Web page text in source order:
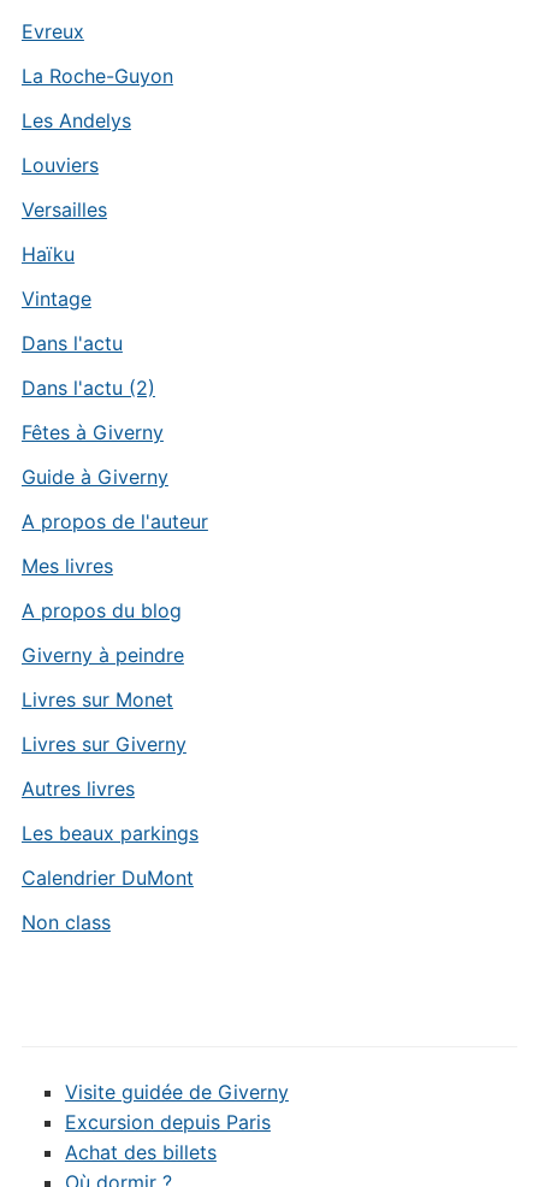
Evreux
La Roche-Guyon
Les Andelys
Louviers
Versailles
Haïku
Vintage
Dans l'actu
Dans l'actu (2)
Fêtes à Giverny
Guide à Giverny
A propos de l'auteur
Mes livres
A propos du blog
Giverny à peindre
Livres sur Monet
Livres sur Giverny
Autres livres
Les beaux parkings
Calendrier DuMont
Non class
Visite guidée de Giverny
Excursion depuis Paris
Achat des billets
Où dormir ?